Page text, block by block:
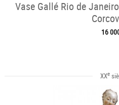
Vase Gallé Rio de
16
XXe